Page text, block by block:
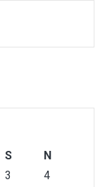
S
N
3
4